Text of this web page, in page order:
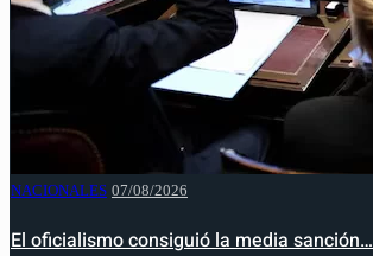
NACIONALES 07/08/2026
El oficialismo consiguió la media sanción…